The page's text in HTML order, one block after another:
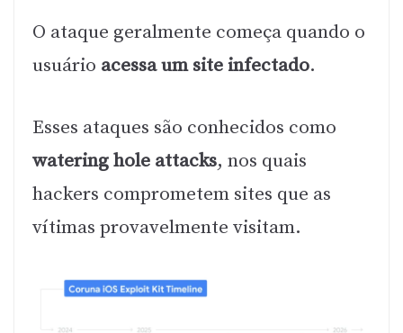
O ataque geralmente começa quando o
usuário acessa um site infectado.
Esses ataques são conhecidos como
watering hole attacks, nos quais
hackers comprometem sites que as
vítimas provavelmente visitam.